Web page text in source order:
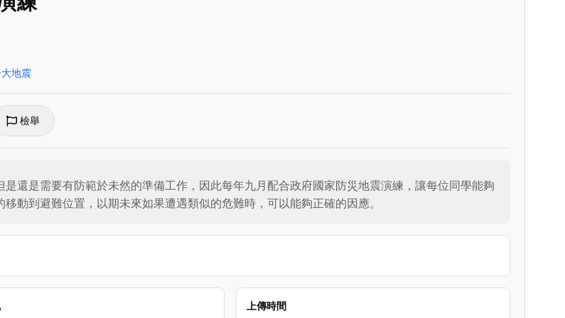
地震
檢舉
還是需要有防範於未然的準備工作，因此每年九月配合政府國家防災地震演練，讓每位同學能夠
動到避難位置，以期未來如果遭遇類似的危難時，可以能夠正確的因應。
上傳時間